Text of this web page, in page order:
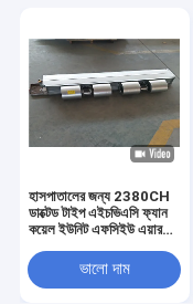
হাসপাতালের জন্য 2380CH
ডাক্টেড টাইপ এইচভিএসি ফ্যান
কয়েল ইউনিট এফসিইউ এয়ার
ভালো দাম